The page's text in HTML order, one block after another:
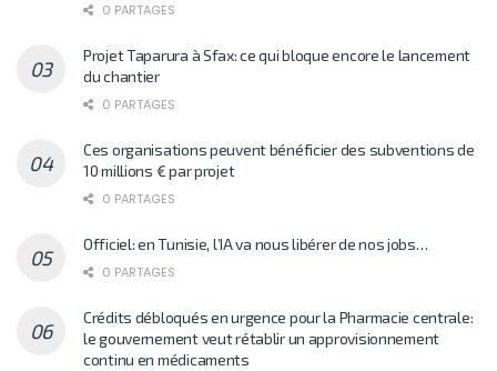
0 PARTAGES
Projet Taparura à Sfax: ce qui bloque encore le lancement
du chantier
0 PARTAGES
Ces organisations peuvent bénéficier des subventions de
10 millions € par projet
0 PARTAGES
Officiel: en Tunisie, l’IA va nous libérer de nos jobs…
0 PARTAGES
Crédits débloqués en urgence pour la Pharmacie centrale:
le gouvernement veut rétablir un approvisionnement
continu en médicaments